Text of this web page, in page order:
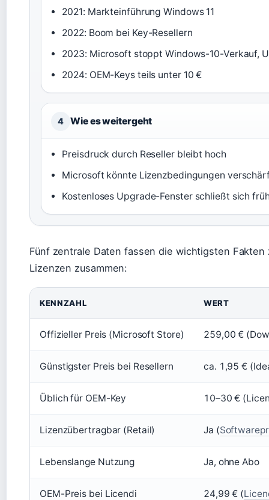
2021: Markteinführung Windows 11
2022: Boom bei Key-Resellern
2023: Microsoft stoppt Windows-10-Verkauf,
2024: OEM-Keys teils unter 10 €
4 Wie es weitergeht
Preisdruck durch Reseller bleibt hoch
Microsoft könnte Lizenzbedingungen
Kostenloses Upgrade-Fenster schließt sich
Fünf zentrale Daten fassen die wichtigsten Fakten
Lizenzen zusammen:
KENNZAHL WERT
Offizieller Preis (Microsoft Store) 259,00 €
Günstigster Preis bei Resellern ca. 1,95 €
Üblich für OEM-Key 10–30 €
Lizenzübertragbar (Retail) Ja (
Lebenslange Nutzung Ja, ohne Abo
OEM-Preis bei Licendi 24,99 € (